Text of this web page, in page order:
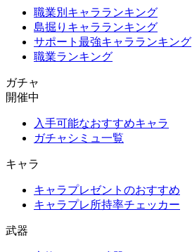
職業別キャラランキング
島掘りキャラランキング
サポート最強キャラランキング
職業ランキング
ガチャ
開催中
入手可能なおすすめキャラ
ガチャシミュ一覧
キャラ
キャラプレゼントのおすすめ
キャラプレ所持率チェッカー
武器